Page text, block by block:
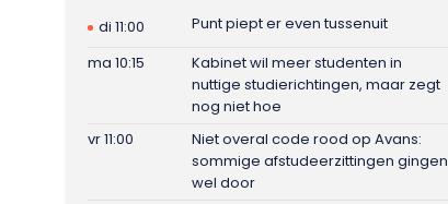
di 11:00
Punt piept er even tussenuit
ma 10:15
Kabinet wil meer studenten in
nuttige studierichtingen, maar zegt
nog niet hoe
vr 11:00
Niet overal code rood op Avans:
sommige afstudeerzittingen gingen
wel door